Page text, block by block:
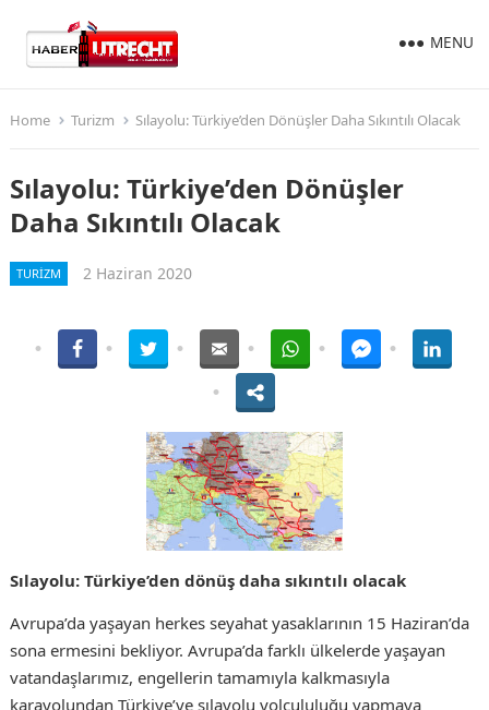
MENU
Home Turizm Sılayolu: Türkiye’den Dönüşler Daha Sıkıntılı Olacak
Sılayolu: Türkiye’den Dönüşler
Daha Sıkıntılı Olacak
TURIZM 2 Haziran 2020
Sılayolu: Türkiye’den dönüş daha sıkıntılı olacak
Avrupa’da yaşayan herkes seyahat yasaklarının 15 Haziran’da
sona ermesini bekliyor. Avrupa’da farklı ülkelerde yaşayan
vatandaşlarımız, engellerin tamamıyla kalkmasıyla
karayolundan Türkiye’ye sılayolu yolcululuğu yapmaya